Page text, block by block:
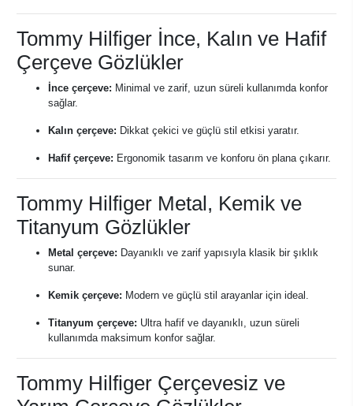
Tommy Hilfiger İnce, Kalın ve Hafif
Çerçeve Gözlükler
İnce çerçeve: Minimal ve zarif, uzun süreli kullanımda konfor
sağlar.
Kalın çerçeve: Dikkat çekici ve güçlü stil etkisi yaratır.
Hafif çerçeve: Ergonomik tasarım ve konforu ön plana çıkarır.
Tommy Hilfiger Metal, Kemik ve
Titanyum Gözlükler
Metal çerçeve: Dayanıklı ve zarif yapısıyla klasik bir şıklık
sunar.
Kemik çerçeve: Modern ve güçlü stil arayanlar için ideal.
Titanyum çerçeve: Ultra hafif ve dayanıklı, uzun süreli
kullanımda maksimum konfor sağlar.
Tommy Hilfiger Çerçevesiz ve